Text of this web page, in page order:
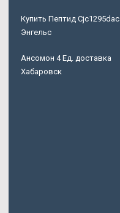
Купить Пептид Cjc1295dac
Энгельс
Ансомон 4 Ед. доставка
Хабаровск